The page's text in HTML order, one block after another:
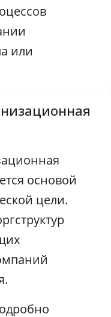
или
основой
цели.